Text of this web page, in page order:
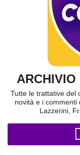
Tutte le trattative del
novità e i commenti
Lazzerini,